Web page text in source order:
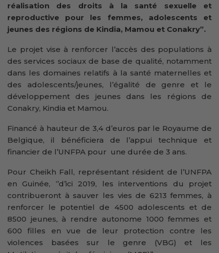
réalisation des droits à la santé sexuelle et
reproductive pour les femmes, adolescents et
jeunes des régions de Kindia, Mamou et Conakry”.
Le projet vise à renforcer l’accès des populations à
des services sociaux de base de qualité, notamment
dans les domaines relatifs à la santé maternelles et
des adolescents/jeunes, l’égalité de genre et le
développement des jeunes dans les régions de
Conakry, Kindia et Mamou.
Financé à hauteur de 3,4 d’euros par le Royaume de
Belgique, il bénéficiera de l’appui technique et
financier de l’UNFPA pour une durée de 3 ans.
Pour Cheikh Fall, représentant résident de l’UNFPA
en Guinée, ‘’d’ici 2019, les interventions du projet
contribueront à sauver les vies de 6213 femmes, à
renforcer le potentiel de 4500 adolescents et de
8500 jeunes, à rendre autonome 1000 femmes et
600 filles en vue de leur protection contre les
violences basées sur le genre (VBG) et les